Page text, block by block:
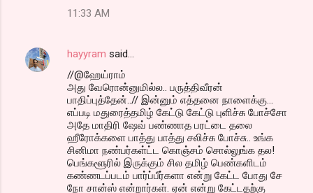
11:33 AM
hayyram said…
//@ஹேய்ராம்
அது வேரொன்னுமில்ல.. பருத்திவீரன்
பாதிப்புத்தேன்..// இன்னும் எத்தனை நாளைக்கு...
எப்படி மதுரைத்தமிழ் கேட்டு கேட்டு புளிச்சு போச்சோ
அதே மாதிரி ஷேவ் பண்ணாத பரட்டை தலை
ஹீரோக்களை பாத்து பாத்து சலிச்சு போச்சு.. உங்க
சினிமா நண்பர்கள்ட்ட கொஞ்சம் சொல்லுங்க தல!
பெங்களூரில் இருக்கும் சில தமிழ் பெண்களிடம்
கண்ணடப்படம் பார்ப்பீர்களா என்று கேட்ட போது சே
நோ சான்ஸ் என்றார்கள். ஏன் என்று கேட்டதற்கு